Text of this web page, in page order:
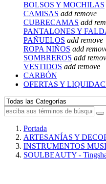
BOLSOS Y MOCHILAS
CAMISAS add remove
CUBRECAMAS add
PANTALONES Y
PAÑUELOS add remove
ROPA NIÑOS add
SOMBREROS add
VESTIDOS add remove
CARBÓN
OFERTAS Y
Portada
ARTESANÍAS Y
INSTRUMENTOS
SOULBEAUTY -